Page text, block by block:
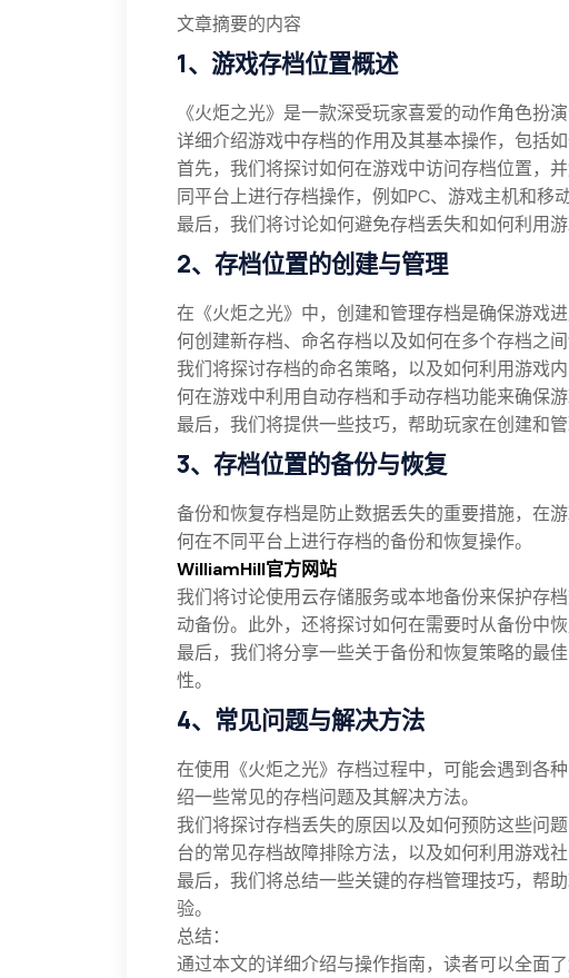
文章摘要的内容
1、游戏存档位置概述
《火炬之光》是一款深受玩家喜爱的动作角色扮
详细介绍游戏中存档的作用及其基本操作，包括
首先，我们将探讨如何在游戏中访问存档位置，
同平台上进行存档操作，例如PC、游戏主机和移动
最后，我们将讨论如何避免存档丢失和如何利用
2、存档位置的创建与管理
在《火炬之光》中，创建和管理存档是确保游戏
何创建新存档、命名存档以及如何在多个存档之间
我们将探讨存档的命名策略，以及如何利用游戏
何在游戏中利用自动存档和手动存档功能来确保游
最后，我们将提供一些技巧，帮助玩家在创建和管
3、存档位置的备份与恢复
备份和恢复存档是防止数据丢失的重要措施，在
何在不同平台上进行存档的备份和恢复操作。
WilliamHill官方网站
我们将讨论使用云存储服务或本地备份来保护存
动备份。此外，还将探讨如何在需要时从备份中
最后，我们将分享一些关于备份和恢复策略的最
性。
4、常见问题与解决方法
在使用《火炬之光》存档过程中，可能会遇到各
绍一些常见的存档问题及其解决方法。
我们将探讨存档丢失的原因以及如何预防这些问
台的常见存档故障排除方法，以及如何利用游戏
最后，我们将总结一些关键的存档管理技巧，帮
验。
总结：
通过本文的详细介绍与操作指南，读者可以全面